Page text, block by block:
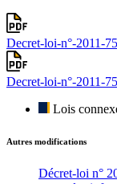
Decret-loi-n°-2011-
Decret-loi-n°-2011-
Lois
Autres modifications
Décret-loi n°